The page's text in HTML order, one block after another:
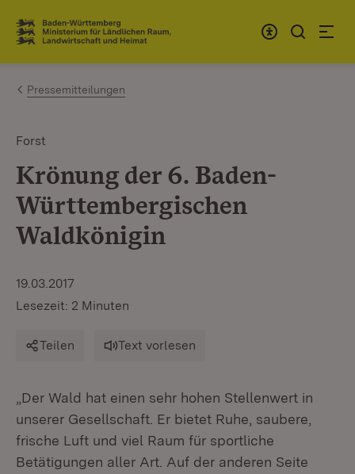
Zum Inhalt springen
Link zur Startseite
Pressemitteilungen
Forst
Krönung der 6. Baden-
Württembergischen
Waldkönigin
19.03.2017
Lesezeit: 2 Minuten
Teilen Text vorlesen
„Der Wald hat einen sehr hohen Stellenwert in
unserer Gesellschaft. Er bietet Ruhe, saubere,
frische Luft und viel Raum für sportliche
Betätigungen aller Art. Auf der anderen Seite